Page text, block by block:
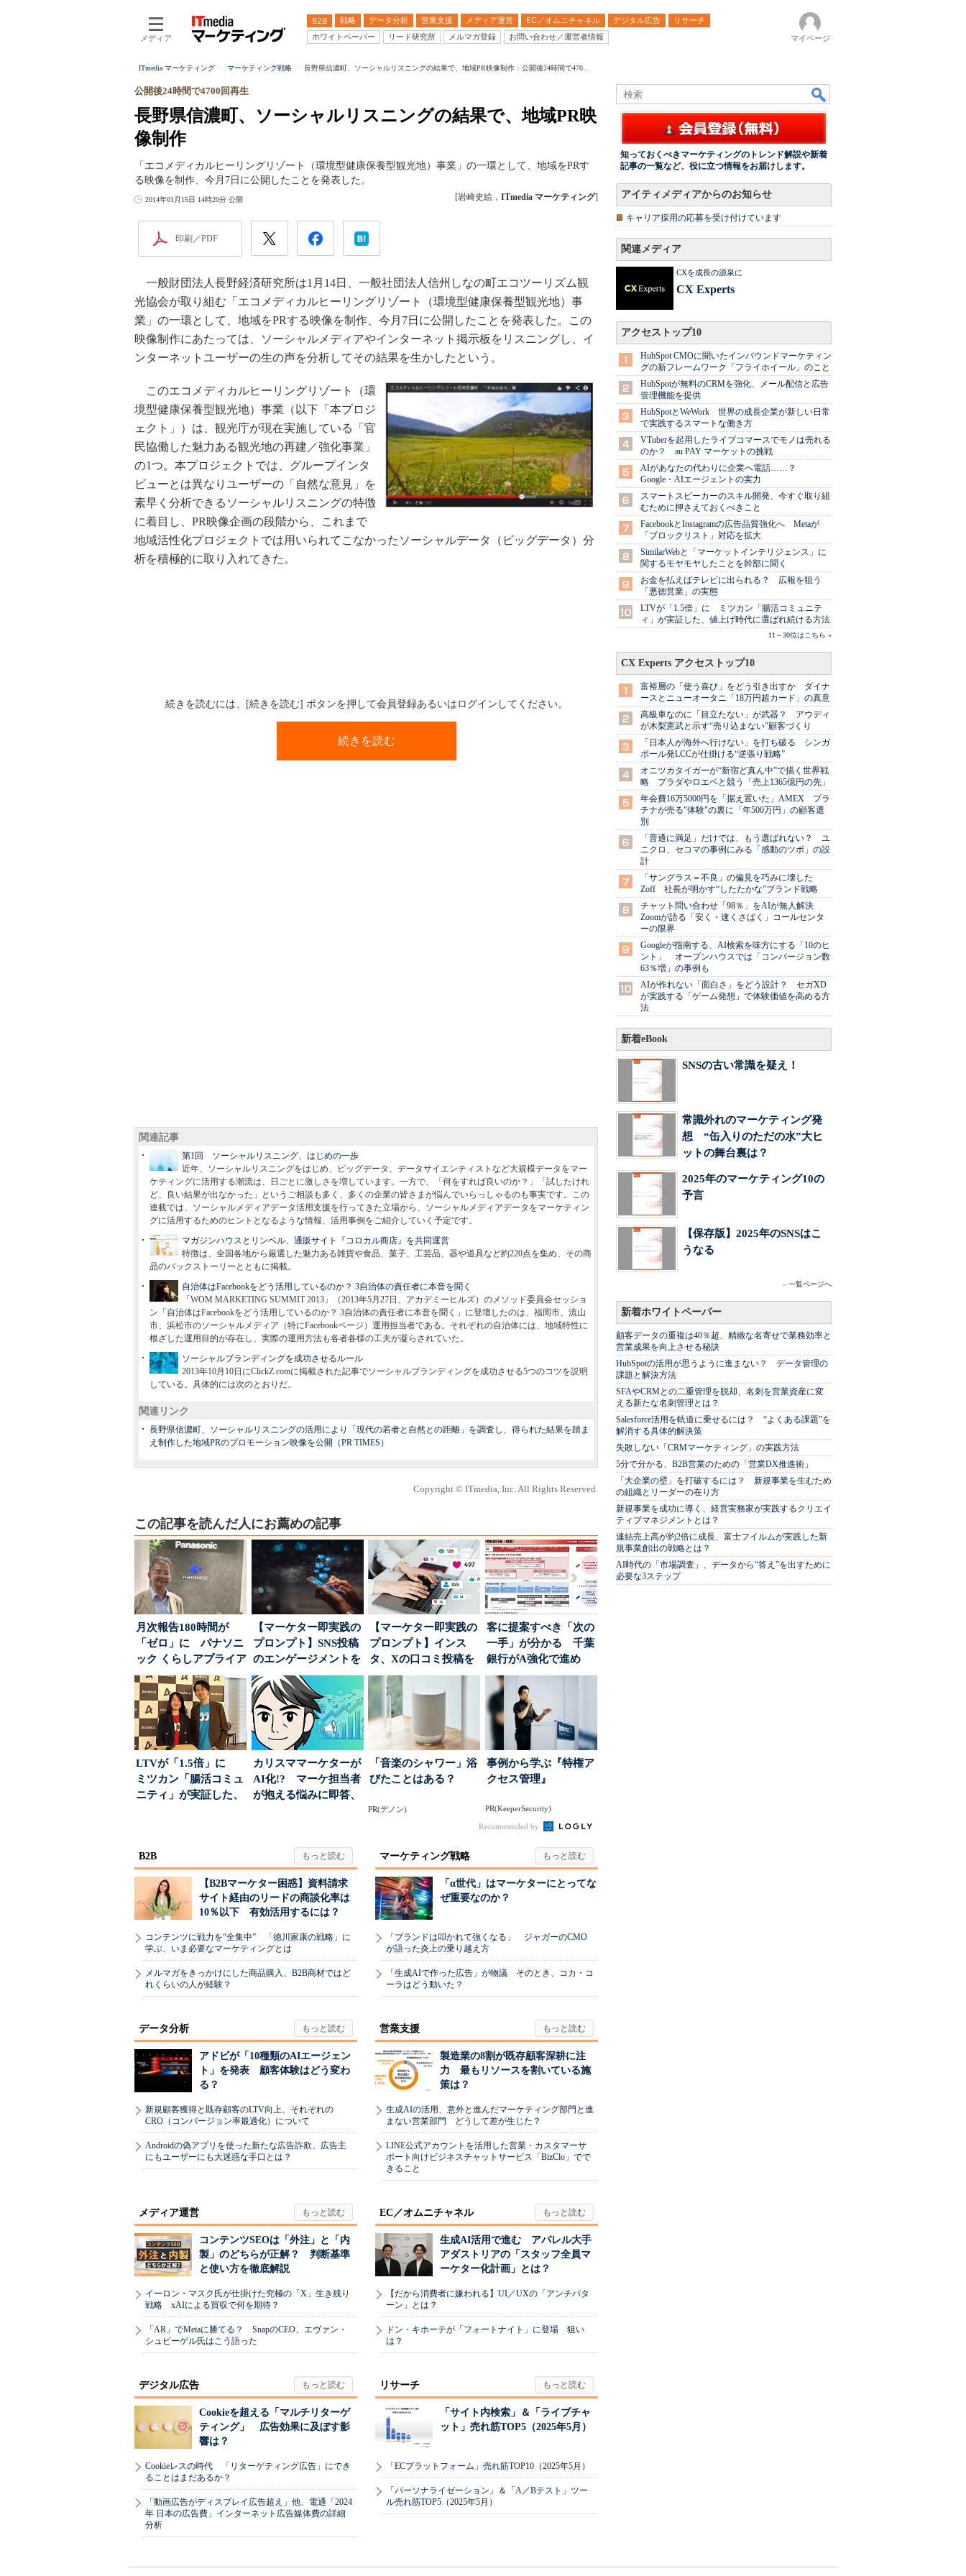
メディア
B2B 戦略 データ分析 営業支援 メディア運営 EC／オムニチャネル デジタル広告
リサーチ
ホワイトペーパー
リード研究所 メルマガ登録 お問い合わせ／運営者情報 マイページ
ITmedia マーケティング マーケティング戦略 長野県信濃町、ソーシャルリスニングの結果で、地域PR映像制作：公開後24時間で470...
長野県信濃町、ソーシャルリスニングの結果で、地域PR映
像制作
公開後24時間で4700回再生
「エコメディカルヒーリングリゾート（環境型健康保養型観光地）事業」の一環として、地域をPRす
る映像を制作、今月7日に公開したことを発表した。
2014年01月15日 14時20分 公開 [岩崎史絵， ITmedia マーケティング]
印刷／PDF
一般財団法人長野経済研究所は1月14日、一般社団法人信州しなの町エコツーリズム観
光協会が取り組む「エコメディカルヒーリングリゾート（環境型健康保養型観光地）事
業」の一環として、地域をPRする映像を制作、今月7日に公開したことを発表した。この
映像制作にあたっては、ソーシャルメディアやインターネット掲示板をリスニングし、イ
ンターネットユーザーの生の声を分析してその結果を生かしたという。
このエコメディカルヒーリングリゾート（環
境型健康保養型観光地）事業（以下「本プロジ
ェクト」）は、観光庁が現在実施している「官
民協働した魅力ある観光地の再建／強化事業」
の1つ。本プロジェクトでは、グループインタ
ビューとは異なりユーザーの「自然な意見」を
素早く分析できるソーシャルリスニングの特徴
に着目し、PR映像企画の段階から、これまで
地域活性化プロジェクトでは用いられてこなかったソーシャルデータ（ビッグデータ）分
析を積極的に取り入れてきた。
続きを読むには、[続きを読む] ボタンを押して会員登録あるいはログインしてください。
続きを読む
関連記事
第1回 ソーシャルリスニング、はじめの一歩
近年、ソーシャルリスニングをはじめ、ビッグデータ、データサイエンティストなど大規模データをマー
ケティングに活用する潮流は、日ごとに激しさを増しています。一方で、「何をすれば良いのか？」「試したけれ
ど、良い結果が出なかった」というご相談も多く、多くの企業の皆さまが悩んでいらっしゃるのも事実です。この
連載では、ソーシャルメディアデータ活用支援を行ってきた立場から、ソーシャルメディアデータをマーケティン
グに活用するためのヒントとなるような情報、活用事例をご紹介していく予定です。
マガジンハウスとリンベル、通販サイト『コロカル商店』を共同運営
特徴は、全国各地から厳選した魅力ある雑貨や食品、菓子、工芸品、器や道具など約220点を集め、その商
品のバックストーリーとともに掲載。
自治体はFacebookをどう活用しているのか？ 3自治体の責任者に本音を聞く
「WOM MARKETING SUMMIT 2013」（2013年5月27日、アカデミーヒルズ）のメソッド委員会セッショ
ン「自治体はFacebookをどう活用しているのか？ 3自治体の責任者に本音を聞く」に登壇したのは、福岡市、流山
市、浜松市のソーシャルメディア（特にFacebookページ）運用担当者である。それぞれの自治体には、地域特性に
根ざした運用目的が存在し、実際の運用方法も各者各様の工夫が凝らされていた。
ソーシャルブランディングを成功させるルール
2013年10月10日にClickZ.comに掲載された記事でソーシャルブランディングを成功させる5つのコツを説明
している。具体的には次のとおりだ。
関連リンク
長野県信濃町、ソーシャルリスニングの活用により「現代の若者と自然との距離」を調査し、得られた結果を踏ま
え制作した地域PRのプロモーション映像を公開（PR TIMES）
Copyright © ITmedia, Inc. All Rights Reserved.
この記事を読んだ人にお薦めの記事
月次報告180時間が
「ゼロ」に パナソニ
ック くらしアプライア
ンス社が挑んだVo...
【マーケター即実践の
プロンプト】SNS投稿
のエンゲージメントを
高めるAI活用、ポ...
【マーケター即実践の
プロンプト】インス
タ、Xの口コミ投稿を
分析→戦略立案に生か
す...
客に提案すべき「次の
一手」が分かる 千葉
銀行がA強化で進め
る“One to On...
LTVが「1.5倍」に
ミツカン「腸活コミュ
ニティ」が実証した、
カリスママーケターが
AI化!? マーケ担当者
が抱える悩みに即答、
「音楽のシャワー」浴
びたことはある？
PR(デノン)
事例から学ぶ『特権ア
クセス管理』
PR(KeeperSecurity)
Recommended by
B2B
【B2Bマーケター困惑】資料請求
サイト経由のリードの商談化率は
10％以下 有効活用するには？
コンテンツに戦力を“全集中” 「徳川家康の戦略」に
学ぶ、いま必要なマーケティングとは
メルマガをきっかけにした商品購入、B2B商材ではど
れくらいの人が経験？
マーケティング戦略
「α世代」はマーケターにとってな
ぜ重要なのか？
「ブランドは叩かれて強くなる」 ジャガーのCMO
が語った炎上の乗り越え方
「生成AIで作った広告」が物議 そのとき、コカ・コ
ーラはどう動いた？
データ分析
アドビが「10種類のAIエージェン
ト」を発表 顧客体験はどう変わ
る？
新規顧客獲得と既存顧客のLTV向上、それぞれの
CRO（コンバージョン率最適化）について
Androidの偽アプリを使った新たな広告詐欺、広告主
にもユーザーにも大迷惑な手口とは？
営業支援
製造業の8割が既存顧客深耕に注
力 最もリソースを割いている施
策は？
生成AIの活用、意外と進んだマーケティング部門と進
まない営業部門 どうして差が生じた？
LINE公式アカウントを活用した営業・カスタマーサ
ポート向けビジネスチャットサービス「BizClo」でで
きること
メディア運営
コンテンツSEOは「外注」と「内
製」のどちらが正解？ 判断基準
と使い方を徹底解説
イーロン・マスク氏が仕掛けた究極の「X」生き残り
戦略 xAIによる買収で何を期待？
「AR」でMetaに勝てる？ SnapのCEO、エヴァン・
シュピーゲル氏はこう語った
EC／オムニチャネル
生成AI活用で進む アパレル大手
アダストリアの「スタッフ全員マ
ーケター化計画」とは？
【だから消費者に嫌われる】UI／UXの「アンチパタ
ーン」とは？
ドン・キホーテが「フォートナイト」に登場 狙い
は？
デジタル広告
Cookieを超える「マルチリターゲ
ティング」 広告効果に及ぼす影
響は？
Cookieレスの時代 「リターゲティング広告」にでき
ることはまだあるか？
「動画広告がディスプレイ広告超え」他、電通「2024
年 日本の広告費」インターネット広告媒体費の詳細
分析
リサーチ
「サイト内検索」＆「ライブチャ
ット」売れ筋TOP5（2025年5月）
「ECプラットフォーム」売れ筋TOP10（2025年5月）
「パーソナライゼーション」＆「A／Bテスト」ツー
ル売れ筋TOP5（2025年5月）
知っておくべきマーケティングのトレンド解説や新着
記事の一覧など、役に立つ情報をお届けします。
アイティメディアからのお知らせ
キャリア採用の応募を受け付けています
関連メディア
CXを成長の源泉に
CX Experts
アクセストップ10
HubSpot CMOに聞いたインバウンドマーケティン
グの新フレームワーク「フライホイール」のこと
HubSpotが無料のCRMを強化、メール配信と広告
管理機能を提供
HubSpotとWeWork 世界の成長企業が新しい日常
で実践するスマートな働き方
VTuberを起用したライブコマースでモノは売れる
のか？ au PAY マーケットの挑戦
AIがあなたの代わりに企業へ電話……？
Google・AIエージェントの実力
スマートスピーカーのスキル開発、今すぐ取り組
むために押さえておくべきこと
FacebookとInstagramの広告品質強化へ Metaが
「ブロックリスト」対応を拡大
SimilarWebと「マーケットインテリジェンス」に
関するモヤモヤしたことを幹部に聞く
お金を払えばテレビに出られる？ 広報を狙う
「悪徳営業」の実態
LTVが「1.5倍」に ミツカン「腸活コミュニテ
ィ」が実証した、値上げ時代に選ばれ続ける方法
11～30位はこちら »
CX Experts アクセストップ10
富裕層の「使う喜び」をどう引き出すか ダイナ
ースとニューオータニ「18万円超カード」の真意
高級車なのに「目立たない」が武器？ アウディ
が木梨憲武と示す“売り込まない”顧客づくり
「日本人が海外へ行けない」を打ち破る シンガ
ポール発LCCが仕掛ける“逆張り戦略”
オニツカタイガーが“新宿ど真ん中”で描く世界戦
略 プラダやロエベと競う「売上1365億円の先」
年会費16万5000円を「据え置いた」AMEX プラ
チナが売る"体験"の裏に「年500万円」の顧客選
別
「普通に満足」だけでは、もう選ばれない？ ユ
ニクロ、セコマの事例にみる「感動のツボ」の設
計
「サングラス＝不良」の偏見を巧みに壊した
Zoff 社長が明かす“したたかな”ブランド戦略
チャット問い合わせ「98％」をAIが無人解決
Zoomが語る「安く・速くさばく」コールセンタ
ーの限界
Googleが指南する、AI検索を味方にする「10のヒ
ント」 オープンハウスでは「コンバージョン数
63％増」の事例も
AIが作れない「面白さ」をどう設計？ セガXD
が実践する「ゲーム発想」で体験価値を高める方
法
新着eBook
SNSの古い常識を疑え！
常識外れのマーケティング発
想 “缶入りのただの水”大ヒ
ットの舞台裏は？
2025年のマーケティング10の
予言
【保存版】2025年のSNSはこ
うなる
» 一覧ページへ
新着ホワイトペーパー
顧客データの重複は40％超、精緻な名寄せで業務効率と
営業成果を向上させる秘訣
HubSpotの活用が思うように進まない？ データ管理の
課題と解決方法
SFAやCRMとの二重管理を脱却、名刺を営業資産に変
える新たな名刺管理とは？
Salesforce活用を軌道に乗せるには？ “よくある課題”を
解消する具体的解決策
失敗しない「CRMマーケティング」の実践方法
5分で分かる、B2B営業のための「営業DX推進術」
「大企業の壁」を打破するには？ 新規事業を生むため
の組織とリーダーの在り方
新規事業を成功に導く、経営実務家が実践するクリエイ
ティブマネジメントとは？
連結売上高が約2倍に成長、富士フイルムが実践した新
規事業創出の戦略とは？
AI時代の「市場調査」、データから“答え”を出すために
必要な3ステップ